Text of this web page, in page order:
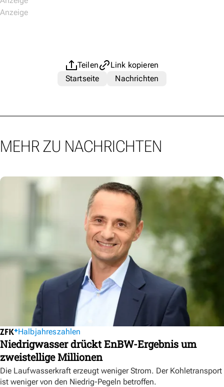
Teilen
Link kopieren
Startseite
Nachrichten
MEHR ZU NACHRICHTEN
Halbjahreszahlen
Niedrigwasser drückt EnBW-Ergebnis um
zweistellige Millionen
Die Laufwasserkraft erzeugt weniger Strom. Der Kohletransport
ist weniger von den Niedrig-Pegeln betroffen.